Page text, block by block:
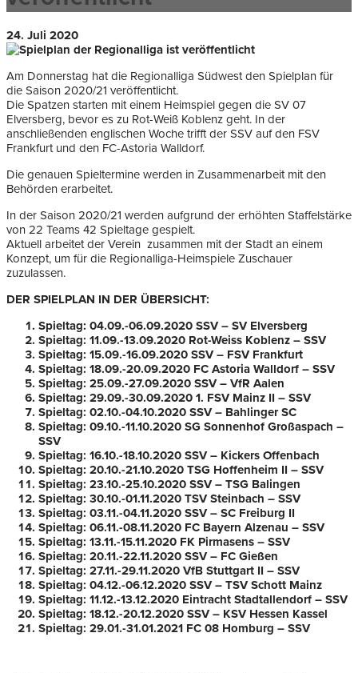
24. Juli 2020
Am Donnerstag hat die Regionalliga Südwest den Spielplan für
die Saison 2020/21 veröffentlicht.
Die Spatzen starten mit einem Heimspiel gegen die SV 07
Elversberg, bevor es zu Rot-Weiß Koblenz geht. In der
anschließenden englischen Woche trifft der SSV auf den FSV
Frankfurt und den FC-Astoria Walldorf.
Die genauen Spieltermine werden in Zusammenarbeit mit den
Behörden erarbeitet.
In der Saison 2020/21 werden aufgrund der erhöhten Staffelstärke
von 22 Teams 42 Spieltage gespielt.
Aktuell arbeitet der Verein zusammen mit der Stadt an einem
Konzept, um für die Regionalliga-Heimspiele Zuschauer
zuzulassen.
DER SPIELPLAN IN DER ÜBERSICHT:
Spieltag: 04.09.-06.09.2020 SSV – SV Elversberg
Spieltag: 11.09.-13.09.2020 Rot-Weiss Koblenz – SSV
Spieltag: 15.09.-16.09.2020 SSV – FSV Frankfurt
Spieltag: 18.09.-20.09.2020 FC Astoria Walldorf – SSV
Spieltag: 25.09.-27.09.2020 SSV – VfR Aalen
Spieltag: 29.09.-30.09.2020 1. FSV Mainz II – SSV
Spieltag: 02.10.-04.10.2020 SSV – Bahlinger SC
Spieltag: 09.10.-11.10.2020 SG Sonnenhof Großaspach –
SSV
Spieltag: 16.10.-18.10.2020 SSV – Kickers Offenbach
Spieltag: 20.10.-21.10.2020 TSG Hoffenheim II – SSV
Spieltag: 23.10.-25.10.2020 SSV – TSG Balingen
Spieltag: 30.10.-01.11.2020 TSV Steinbach – SSV
Spieltag: 03.11.-04.11.2020 SSV – SC Freiburg II
Spieltag: 06.11.-08.11.2020 FC Bayern Alzenau – SSV
Spieltag: 13.11.-15.11.2020 FK Pirmasens – SSV
Spieltag: 20.11.-22.11.2020 SSV – FC Gießen
Spieltag: 27.11.-29.11.2020 VfB Stuttgart II – SSV
Spieltag: 04.12.-06.12.2020 SSV – TSV Schott Mainz
Spieltag: 11.12.-13.12.2020 Eintracht Stadtallendorf – SSV
Spieltag: 18.12.-20.12.2020 SSV – KSV Hessen Kassel
Spieltag: 29.01.-31.01.2021 FC 08 Homburg – SSV